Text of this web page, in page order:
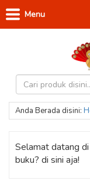
Menu
Anda Berada disini:
Selamat datang
buku? di sini aja!